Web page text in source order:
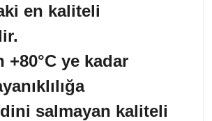
en kaliteli
+80°C ye kadar
salmayan kaliteli